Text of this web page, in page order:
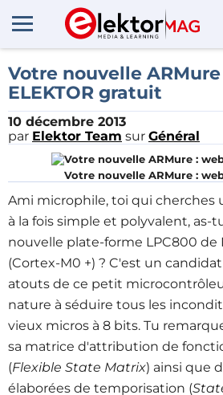
Votre nouvelle
ELEKTOR gratuit
10 décembre 2013
par Elektor Team sur Général
Votre nouvelle ARMure :
Ami microphile, toi qui cherches
à la fois simple et polyvalent, as-
nouvelle plate-forme LPC800 de
(Cortex-M0 +) ? C'est un
atouts de ce petit
nature à séduire tous les
vieux micros à 8 bits. Tu
sa matrice d'attribution de
(Flexible State Matrix) ainsi que
élaborées de temporisation (